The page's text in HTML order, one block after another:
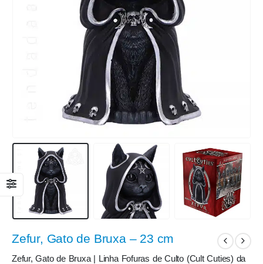
Zefur, Gato de Bruxa – 23 cm
Zefur, Gato de Bruxa | Linha Fofuras de Culto (Cult Cuties) da